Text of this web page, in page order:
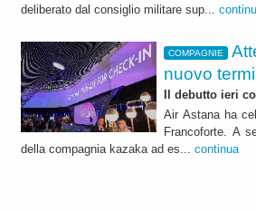
deliberato dal consiglio militare sup...
COMPAGNIE
nuovo
Il debutto ieri
Air Astana ha
Francoforte. A
della compagnia kazaka ad es... continua